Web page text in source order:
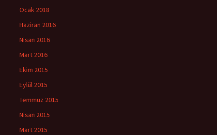
Ocak 2018
Haziran 2016
Nisan 2016
Mart 2016
Ekim 2015
Eylül 2015
Temmuz 2015
Nisan 2015
Mart 2015